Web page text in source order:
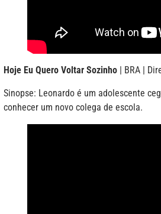
Hoje Eu Quero Voltar Sozinho | BRA |
Sinopse: Leonardo é um adolescente
conhecer um novo colega de escola.